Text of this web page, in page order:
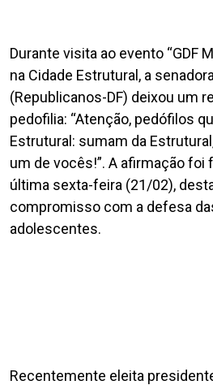
Durante visita ao evento “GDF
na Cidade Estrutural, a
(Republicanos-DF) deixou um
pedofilia: “Atenção, pedófilos
Estrutural: sumam da
um de vocês!”. A afirmação
última sexta-feira (21/02),
compromisso com a defesa
adolescentes.
Recentemente eleita